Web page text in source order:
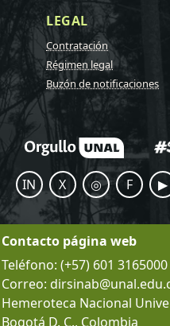
LEGAL
Contratación
Régimen legal
Buzón de notificaciones
IN X ◎ F ▶
Contacto página web
Teléfono: (+57) 601
Correo:
Hemeroteca Nacional
Bogotá D. C., Colombia